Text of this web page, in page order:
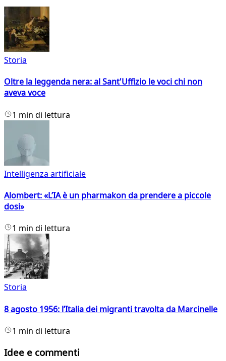
Storia
Oltre la leggenda nera: al Sant'Uffizio le voci chi non
aveva voce
1 min di lettura
Intelligenza artificiale
Alombert: «L’IA è un pharmakon da prendere a piccole
dosi»
1 min di lettura
Storia
8 agosto 1956: l’Italia dei migranti travolta da Marcinelle
1 min di lettura
Idee e commenti